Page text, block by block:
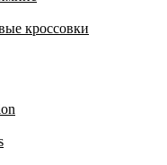
кроссовки